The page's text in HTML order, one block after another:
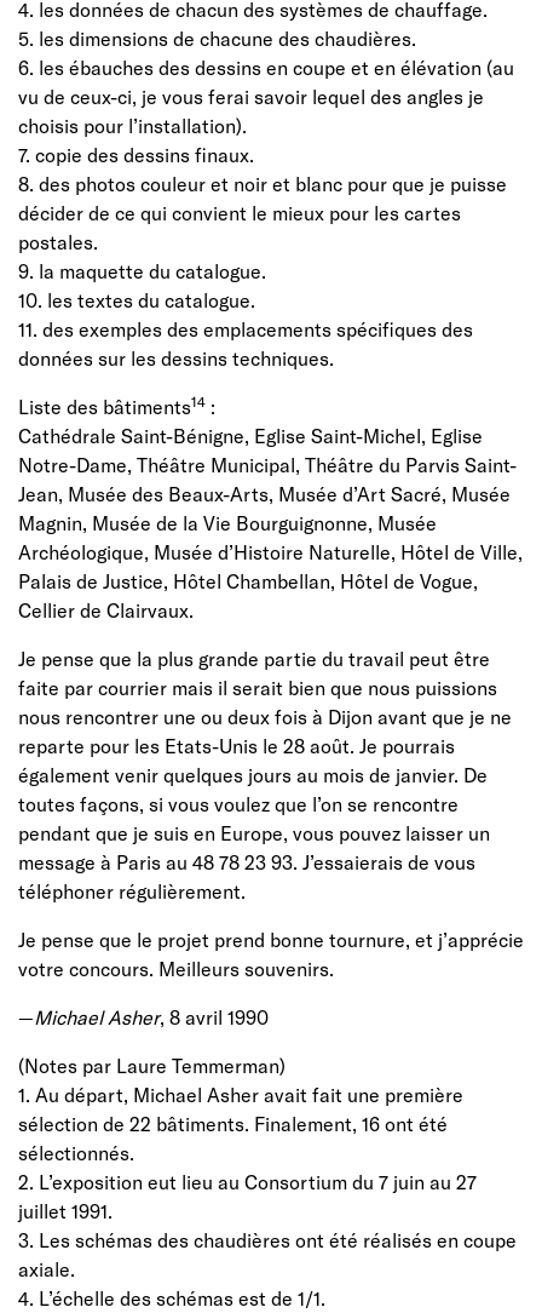
4. les données de chacun des systèmes de chauffage.
5. les dimensions de chacune des chaudières.
6. les ébauches des dessins en coupe et en élévation (au
vu de ceux-ci, je vous ferai savoir lequel des angles je
choisis pour l’installation).
7. copie des dessins finaux.
8. des photos couleur et noir et blanc pour que je puisse
décider de ce qui convient le mieux pour les cartes
postales.
9. la maquette du catalogue.
10. les textes du catalogue.
11. des exemples des emplacements spécifiques des
données sur les dessins techniques.
Liste des bâtiments14 :
Cathédrale Saint-Bénigne, Eglise Saint-Michel, Eglise
Notre-Dame, Théâtre Municipal, Théâtre du Parvis Saint-
Jean, Musée des Beaux-Arts, Musée d’Art Sacré, Musée
Magnin, Musée de la Vie Bourguignonne, Musée
Archéologique, Musée d’Histoire Naturelle, Hôtel de Ville,
Palais de Justice, Hôtel Chambellan, Hôtel de Vogue,
Cellier de Clairvaux.
Je pense que la plus grande partie du travail peut être
faite par courrier mais il serait bien que nous puissions
nous rencontrer une ou deux fois à Dijon avant que je ne
reparte pour les Etats-Unis le 28 août. Je pourrais
également venir quelques jours au mois de janvier. De
toutes façons, si vous voulez que l’on se rencontre
pendant que je suis en Europe, vous pouvez laisser un
message à Paris au 48 78 23 93. J’essaierais de vous
téléphoner régulièrement.
Je pense que le projet prend bonne tournure, et j’apprécie
votre concours. Meilleurs souvenirs.
—Michael Asher, 8 avril 1990
(Notes par Laure Temmerman)
1. Au départ, Michael Asher avait fait une première
sélection de 22 bâtiments. Finalement, 16 ont été
sélectionnés.
2. L’exposition eut lieu au Consortium du 7 juin au 27
juillet 1991.
3. Les schémas des chaudières ont été réalisés en coupe
axiale.
4. L’échelle des schémas est de 1/1.